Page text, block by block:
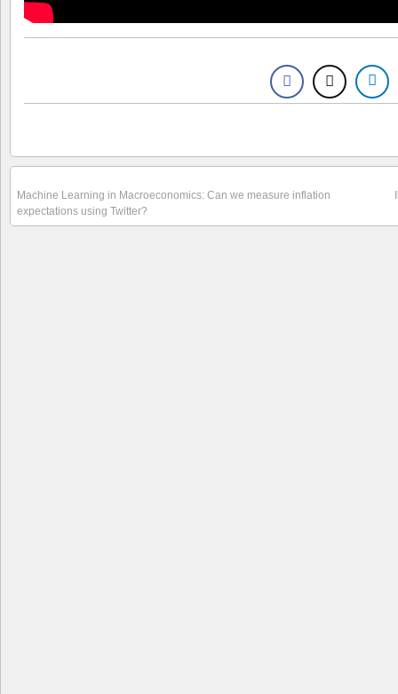
Machine Learning in Macroeconomics: Can we measure inflation
expectations using Twitter?